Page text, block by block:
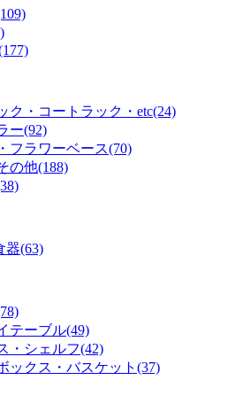
ク・コートラック・etc(24)
ー(92)
フラワーベース(70)
の他(188)
器(63)
テーブル(49)
・シェルフ(42)
ックス・バスケット(37)